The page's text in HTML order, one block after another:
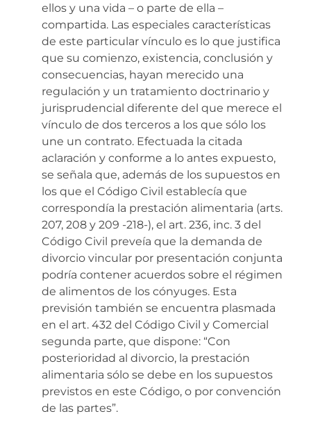
ellos y una vida – o parte de ella –
compartida. Las especiales características
de este particular vínculo es lo que justifica
que su comienzo, existencia, conclusión y
consecuencias, hayan merecido una
regulación y un tratamiento doctrinario y
jurisprudencial diferente del que merece el
vínculo de dos terceros a los que sólo los
une un contrato. Efectuada la citada
aclaración y conforme a lo antes expuesto,
se señala que, además de los supuestos en
los que el Código Civil establecía que
correspondía la prestación alimentaria (arts.
207, 208 y 209 -218-), el art. 236, inc. 3 del
Código Civil preveía que la demanda de
divorcio vincular por presentación conjunta
podría contener acuerdos sobre el régimen
de alimentos de los cónyuges. Esta
previsión también se encuentra plasmada
en el art. 432 del Código Civil y Comercial
segunda parte, que dispone: “Con
posterioridad al divorcio, la prestación
alimentaria sólo se debe en los supuestos
previstos en este Código, o por convención
de las partes”.